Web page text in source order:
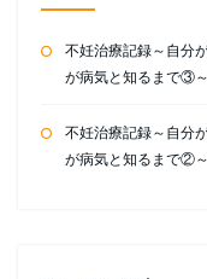
不妊治療記録～自分
が病気と知るまで③
不妊治療記録～自分
が病気と知るまで②